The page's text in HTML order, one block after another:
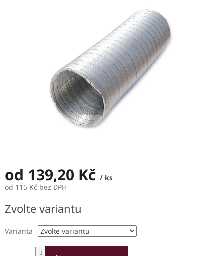
od 139,20 Kč / ks
od 115 Kč bez DPH
cena:
Zvolte variantu
Varianta